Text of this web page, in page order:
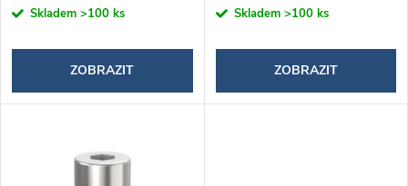
u
k
d
u
k
Skladem >100 ks
ZOBRAZIT
Skladem >100 ks
ZOBRAZIT